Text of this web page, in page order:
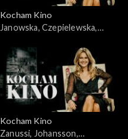
Kocham Kino
Janowska, Czepielewska,
22.06.2008
Kocham Kino
Zanussi, Johansson,